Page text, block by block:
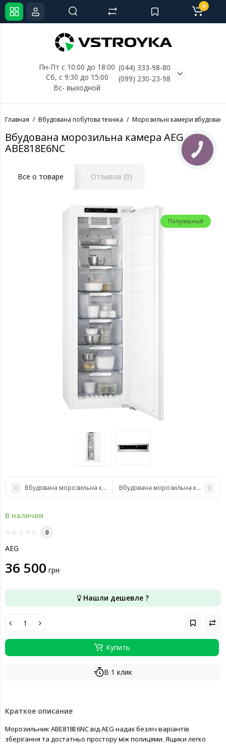
Пн-Пт с 10:00 до 18:00
Сб, с 9:30 до 15:00
Вс- выходной
(044) 333-98-80
(099) 230-23-98
0
Главная Вбудована побутова техніка Морозильні камери вбудовані
Вбудована морозильна камера AEG
ABE818E6NC
Все о товаре Отзывов (0)
Популярный
Вбудована морозильна камера AEG ABR818F6NC
Вбудована морозильна камера
В наличии
0
AEG
36 500 грн
Нашли дешевле ?
Купить
В 1 клик
Краткое описание
Морозильник ABE818E6NC від AEG надає безліч варіантів
зберігання та достатньо простору між полицями. Ящики легко